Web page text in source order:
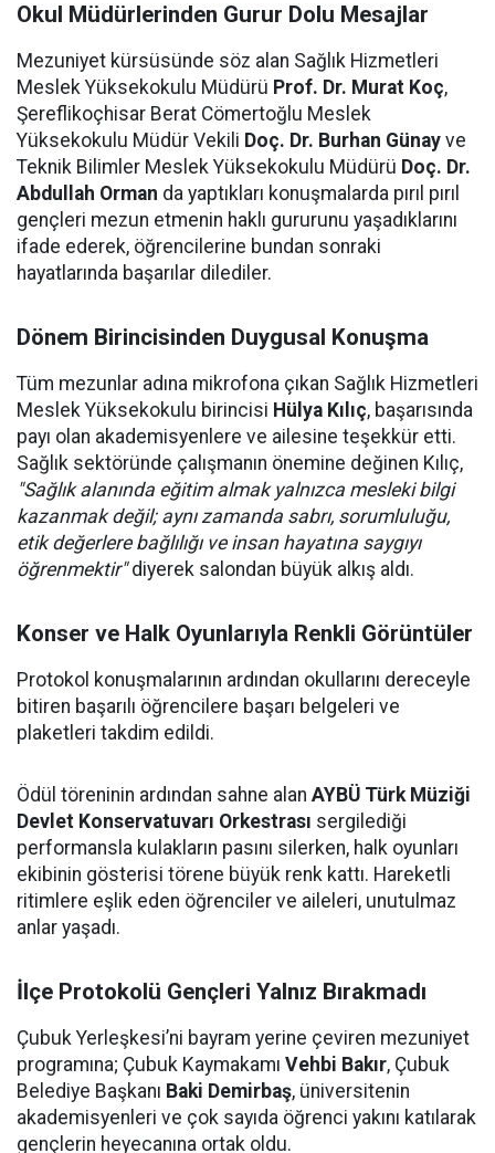
Okul Müdürlerinden Gurur Dolu Mesajlar
Mezuniyet kürsüsünde söz alan Sağlık Hizmetleri
Meslek Yüksekokulu Müdürü Prof. Dr. Murat Koç,
Şereflikoçhisar Berat Cömertoğlu Meslek
Yüksekokulu Müdür Vekili Doç. Dr. Burhan Günay ve
Teknik Bilimler Meslek Yüksekokulu Müdürü Doç. Dr.
Abdullah Orman da yaptıkları konuşmalarda pırıl pırıl
gençleri mezun etmenin haklı gururunu yaşadıklarını
ifade ederek, öğrencilerine bundan sonraki
hayatlarında başarılar dilediler.
Dönem Birincisinden Duygusal Konuşma
Tüm mezunlar adına mikrofona çıkan Sağlık Hizmetleri
Meslek Yüksekokulu birincisi Hülya Kılıç, başarısında
payı olan akademisyenlere ve ailesine teşekkür etti.
Sağlık sektöründe çalışmanın önemine değinen Kılıç,
"Sağlık alanında eğitim almak yalnızca mesleki bilgi
kazanmak değil; aynı zamanda sabrı, sorumluluğu,
etik değerlere bağlılığı ve insan hayatına saygıyı
öğrenmektir"diyerek salondan büyük alkış aldı.
Konser ve Halk Oyunlarıyla Renkli Görüntüler
Protokol konuşmalarının ardından okullarını dereceyle
bitiren başarılı öğrencilere başarı belgeleri ve
plaketleri takdim edildi.
Ödül töreninin ardından sahne alan AYBÜ Türk Müziği
Devlet Konservatuvarı Orkestrası sergilediği
performansla kulakların pasını silerken, halk oyunları
ekibinin gösterisi törene büyük renk kattı. Hareketli
ritimlere eşlik eden öğrenciler ve aileleri, unutulmaz
anlar yaşadı.
İlçe Protokolü Gençleri Yalnız Bırakmadı
Çubuk Yerleşkesi’ni bayram yerine çeviren mezuniyet
programına; Çubuk Kaymakamı Vehbi Bakır, Çubuk
Belediye Başkanı Baki Demirbaş, üniversitenin
akademisyenleri ve çok sayıda öğrenci yakını katılarak
gençlerin heyecanına ortak oldu.